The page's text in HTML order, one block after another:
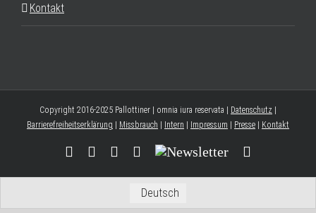
Kontakt
Copyright 2016-2025 Pallottiner | omnia iura reservata | Datenschutz |
Barrierefreiheitserklärung | Missbrauch | Intern | Impressum | Presse | Kontakt
FacebookYouTubeInstagram
Threads
Newsletter
Deutsch